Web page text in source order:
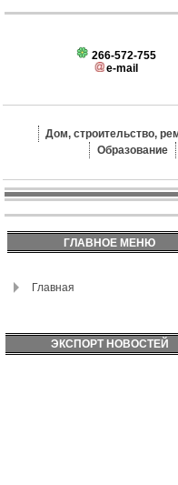
266-572-755
e-mail
Дом, строительство,
Образование
ГЛАВНОЕ МЕНЮ
Главная
ЭКСПОРТ НОВОСТЕЙ